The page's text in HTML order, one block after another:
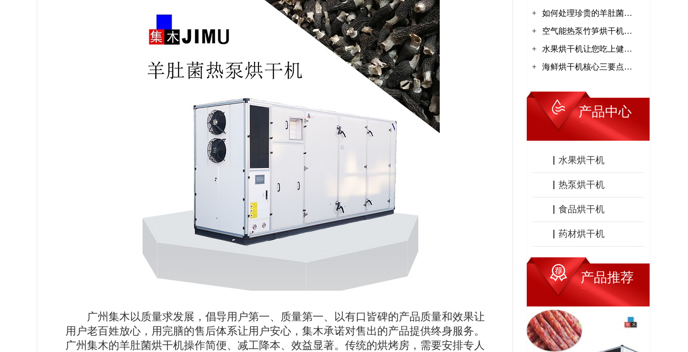
广州集木以质量求发展，倡导用户第一、质量第一、以有口皆碑的产品质量和效果让
用户老百姓放心，用完膳的售后体系让用户安心，集木承诺对售出的产品提供终身服务。
广州集木的羊肚菌烘干机操作简便、减工降本、效益显著。传统的烘烤房，需要安排专人
严寒技术【集木烘干】
+ 如何处理珍贵的羊肚菌
【集木烘干】
+ 空气能热泵竹笋烘干机工
作原理【集木烘干】
+ 水果烘干机让您吃上健康
水果【集木烘干】
+ 海鲜烘干机核心三要点
产品中心
水果烘干机
热泵烘干机
食品烘干机
药材烘干机
产品推荐